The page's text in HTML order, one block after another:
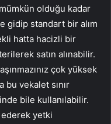
olduğu kadar
gidip standart bir alım
hatta hacizli bir
satın alınabilir.
çok yüksek
bu vekalet sınır
bile kullanılabilir.
yetki